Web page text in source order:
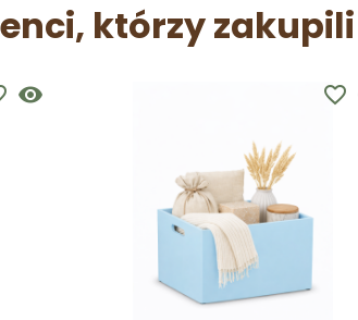
którzy
visibility favorite_border